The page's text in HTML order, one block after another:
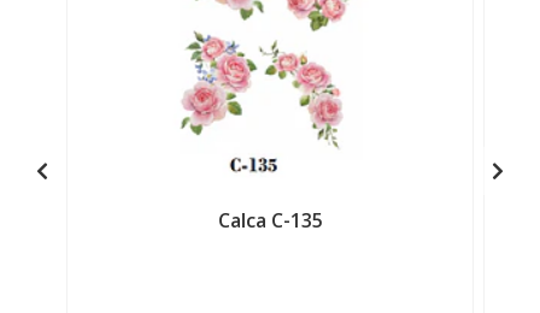
Calca C-135